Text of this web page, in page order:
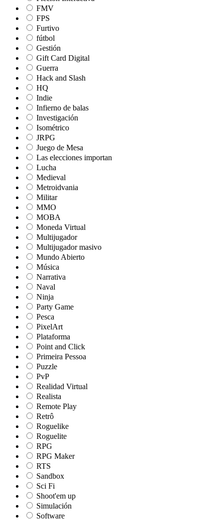
FMV
FPS
Furtivo
fútbol
Gestión
Gift Card Digital
Guerra
Hack and Slash
HQ
Indie
Infierno de balas
Investigación
Isométrico
JRPG
Juego de Mesa
Las elecciones importan
Lucha
Medieval
Metroidvania
Militar
MMO
MOBA
Moneda Virtual
Multijugador
Multijugador masivo
Mundo Abierto
Música
Narrativa
Naval
Ninja
Party Game
Pesca
PixelArt
Plataforma
Point and Click
Primeira Pessoa
Puzzle
PvP
Realidad Virtual
Realista
Remote Play
Retrô
Roguelike
Roguelite
RPG
RPG Maker
RTS
Sandbox
Sci Fi
Shoot'em up
Simulación
Software